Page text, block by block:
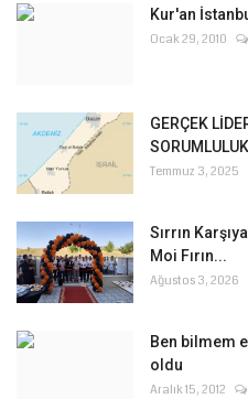
Kur'an
Ocak 29, 2010
GERÇEK
Temmuz 3, 2025
Sırrın
Moi Fırın...
Ağustos 3, 2026
Ben bilmem
oldu
Aralık 15, 2012